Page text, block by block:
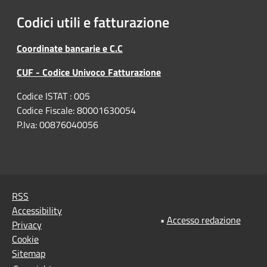
Codici utili e fatturazione
Coordinate bancarie e C.C
CUF - Codice Univoco Fatturazione
Codice ISTAT : 005
Codice Fiscale: 80001630054
P.Iva: 00876040056
RSS
Accessibility
Privacy
Cookie
Sitemap
• Accesso redazione